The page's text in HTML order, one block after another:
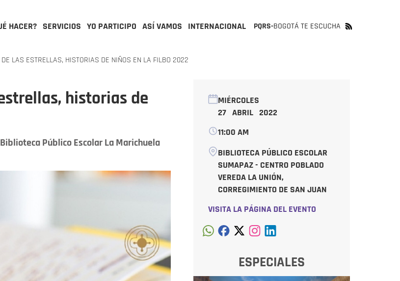
HACER? SERVICIOS YO PARTICIPO ASÍ VAMOS INTERNACIONAL PQRS-BOGOTÁ TE ESCUCHA
LAS ESTRELLAS, HISTORIAS DE NIÑOS EN LA FILBO 2022
historias de
Público Escolar La Marichuela
MIÉRCOLES
27 ABRIL 2022
11:00 AM
BIBLIOTECA PÚBLICO ESCOLAR
SUMAPAZ - CENTRO POBLADO
VEREDA LA UNIÓN,
CORREGIMIENTO DE SAN JUAN
VISITA LA PÁGINA DEL EVENTO
ESPECIALES